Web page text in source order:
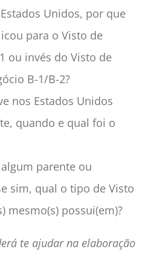
Unidos, por que
para o Visto de
ou invés do Visto de
B-1/B-2?
nos Estados Unidos
quando e qual foi o
parente ou
sim, qual o tipo de Visto
mesmo(s) possui(em)?
te ajudar na elaboração